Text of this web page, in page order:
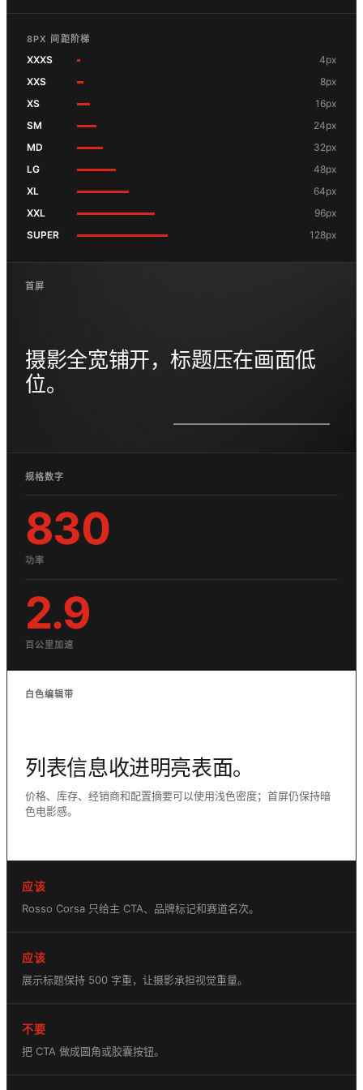
8PX 间距阶梯
XXXS
4px
XXS
8px
XS
16px
SM
24px
MD
32px
LG
48px
XL
64px
XXL
96px
SUPER
128px
首屏
摄影全宽铺开，标题压在画面低
位。
规格数字
830
功率
2.9
百公里加速
白色编辑带
列表信息收进明亮表面。
价格、库存、经销商和配置摘要可以使用浅色密度；首屏仍保持暗
色电影感。
应该
Rosso Corsa 只给主 CTA、品牌标记和赛道名次。
应该
展示标题保持 500 字重，让摄影承担视觉重量。
不要
把 CTA 做成圆角或胶囊按钮。